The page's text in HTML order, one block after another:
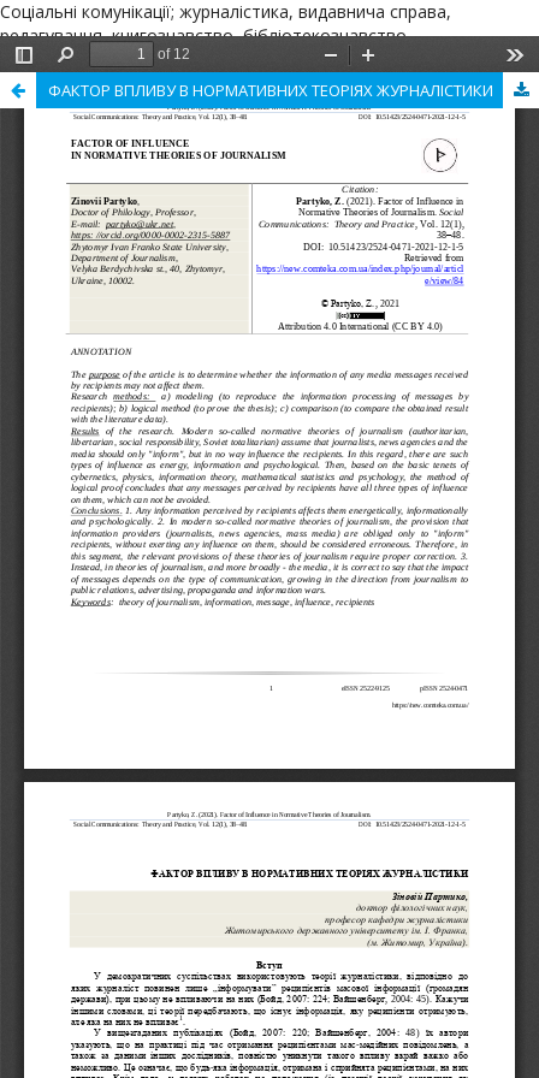
Соціальні комунікації; журналістика, видавнича справа,
редагування, книгознавство, бібліотекознавство,
архівознавство
ФАКТОР ВПЛИВУ В НОРМАТИВНИХ ТЕОРІЯХ ЖУРНАЛІСТИКИ